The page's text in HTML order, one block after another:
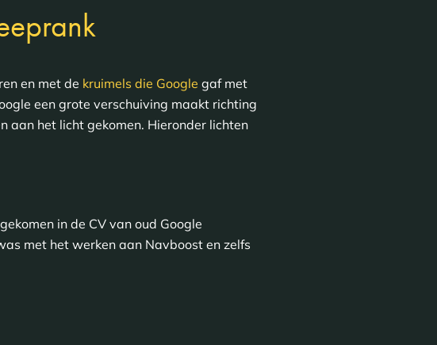
en met de kruimels die Google gaf met
een grote verschuiving maakt richting
aan het licht gekomen. Hieronder lichten
in de CV van oud Google
met het werken aan Navboost en zelfs